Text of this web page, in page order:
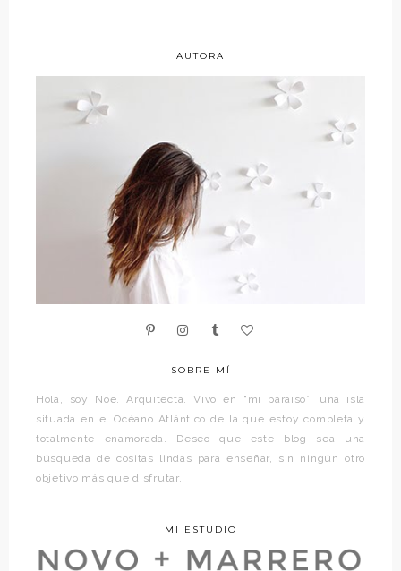
AUTORA
SOBRE MÍ
Hola, soy Noe. Arquitecta. Vivo en “mi paraíso”, una isla
situada en el Océano Atlántico de la que estoy completa y
totalmente enamorada. Deseo que este blog sea una
búsqueda de cositas lindas para enseñar, sin ningún otro
objetivo más que disfrutar.
MI ESTUDIO